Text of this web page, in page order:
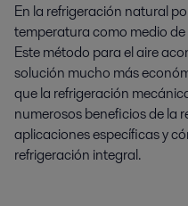
En la refrigeración natural
temperatura como medio
Este método para el aire
solución mucho más
que la refrigeración
numerosos beneficios de la
aplicaciones específicas y
refrigeración integral.